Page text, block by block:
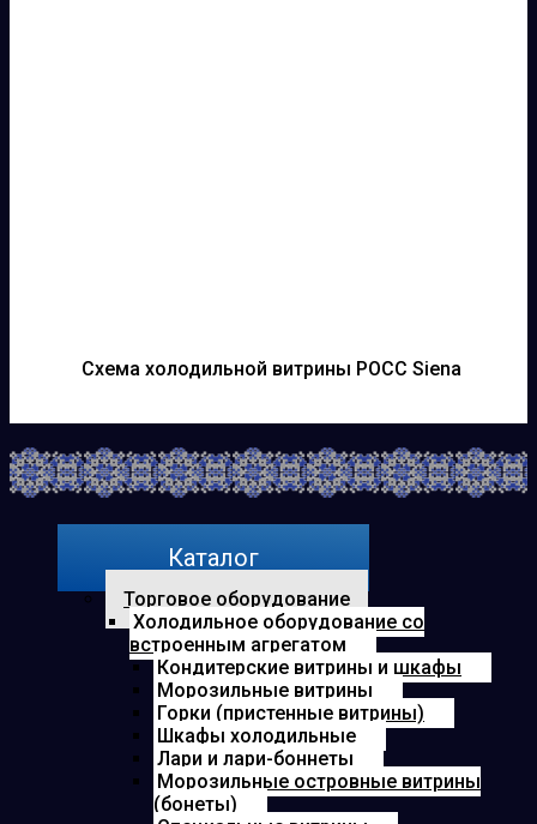
Схема холодильной витрины РОСС Siena
Каталог
Торговое оборудование
Холодильное оборудование со
встроенным агрегатом
Кондитерские витрины и шкафы
Морозильные витрины
Горки (пристенные витрины)
Шкафы холодильные
Лари и лари-боннеты
Морозильные островные витрины
(бонеты)